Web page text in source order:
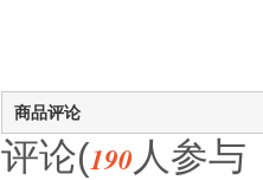
商品评论
评论(190 人参与